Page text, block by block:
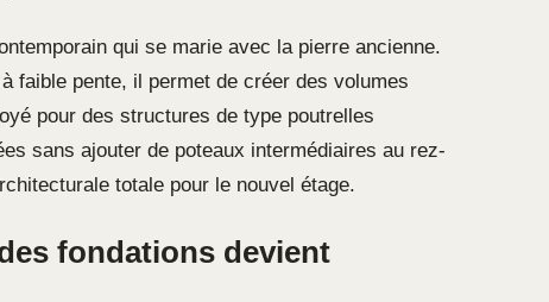
qui se marie avec la pierre ancienne.
faible pente, il permet de créer des volumes
pour des structures de type poutrelles
sans ajouter de poteaux intermédiaires au rez-
totale pour le nouvel étage.
fondations devient